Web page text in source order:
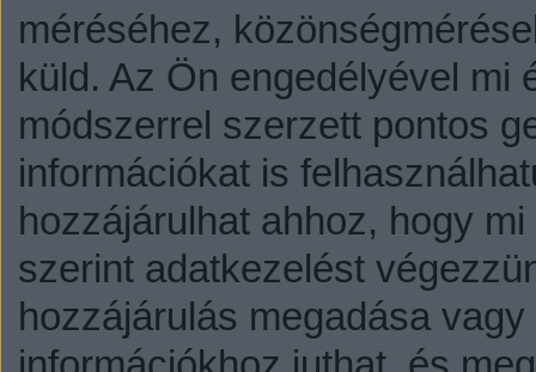
méréséhez,
küld. Az Ön engedélyével mi
módszerrel szerzett pontos
információkat is
hozzájárulhat ahhoz, hogy
szerint adatkezelést
hozzájárulás megadása